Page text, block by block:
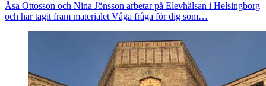
Åsa Ottosson och Nina Jönsson arbetar på Elevhälsan i Helsingborg
och har tagit fram materialet Våga fråga för dig som…